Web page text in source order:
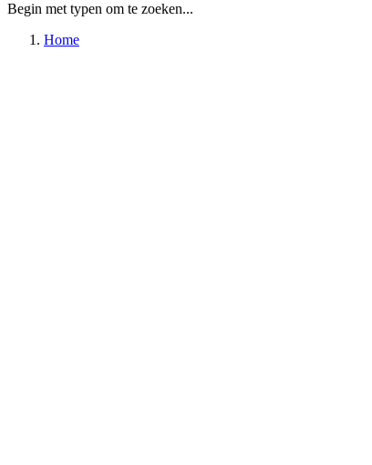
Begin met typen om te zoeken...
Home